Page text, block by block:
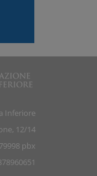
Inferiore
12/14
pbx